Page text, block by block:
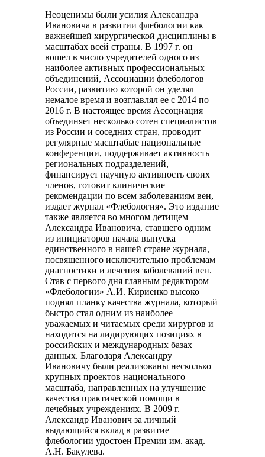
Неоценимы были усилия Александра
Ивановича в развитии флебологии как
важнейшей хирургической дисциплины в
масштабах всей страны. В 1997 г. он
вошел в число учредителей одного из
наиболее активных профессиональных
объединений, Ассоциации флебологов
России, развитию которой он уделял
немалое время и возглавлял ее с 2014 по
2016 г. В настоящее время Ассоциация
объединяет несколько сотен специалистов
из России и соседних стран, проводит
регулярные масштабые национальные
конференции, поддерживает активность
региональных подразделений,
финансирует научную активность своих
членов, готовит клинические
рекомендации по всем заболеваниям вен,
издает журнал «Флебология». Это издание
также является во многом детищем
Александра Ивановича, ставшего одним
из инициаторов начала выпуска
единственного в нашей стране журнала,
посвященного исключительно проблемам
диагностики и лечения заболеваний вен.
Став с первого дня главным редактором
«Флебологии» А.И. Кириенко высоко
поднял планку качества журнала, который
быстро стал одним из наиболее
уважаемых и читаемых среди хирургов и
находится на лидирующих позициях в
российских и международных базах
данных. Благодаря Александру
Ивановичу были реализованы несколько
крупных проектов национального
масштаба, направленных на улучшение
качества практической помощи в
лечебных учреждениях. В 2009 г.
Александр Иванович за личный
выдающийся вклад в развитие
флебологии удостоен Премии им. акад.
А.Н. Бакулева.